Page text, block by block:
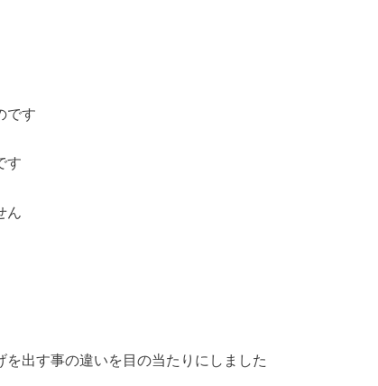
です
す
出す事の違いを目の当たりにしました